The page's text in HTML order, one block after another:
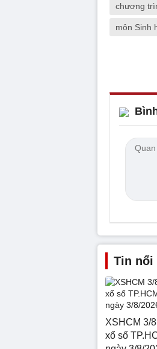
chương
môn Sinh
Tin nổi
XSHCM 3/
xổ số